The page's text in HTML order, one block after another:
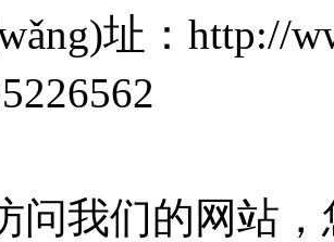
址：http://
问我们的网站